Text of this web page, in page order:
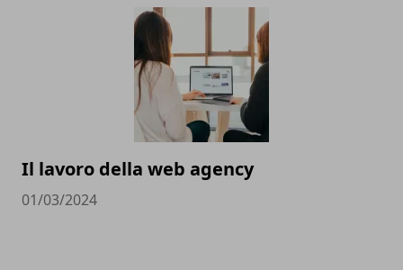
Il lavoro della web agency
01/03/2024